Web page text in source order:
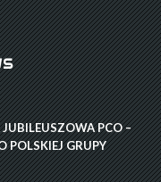
PCO –
POLSKIEJ GRUPY